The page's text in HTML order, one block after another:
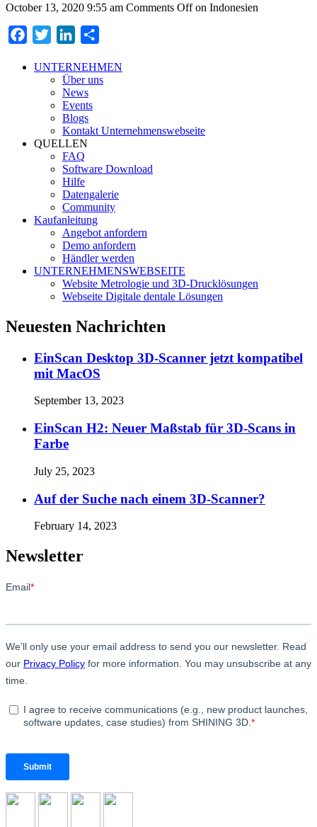
October 13, 2020 9:55 am Comments Offon Indonesien
Facebook
Twitter LinkedIn
UNTERNEHMEN
Über uns
News
Events
Blogs
Kontakt Unternehmenswebseite
QUELLEN
FAQ
Software Download
Hilfe
Datengalerie
Community
Kaufanleitung
Angebot anfordern
Demo anfordern
Händler werden
UNTERNEHMENSWEBSEITE
Website Metrologie und 3D-Drucklösungen
Webseite Digitale dentale Lösungen
Neuesten Nachrichten
EinScan Desktop 3D-Scanner jetzt kompatibel
mit MacOS
September 13, 2023
EinScan H2: Neuer Maßstab für 3D-Scans in
Farbe
July 25, 2023
Auf der Suche nach einem 3D-Scanner?
February 14, 2023
Newsletter